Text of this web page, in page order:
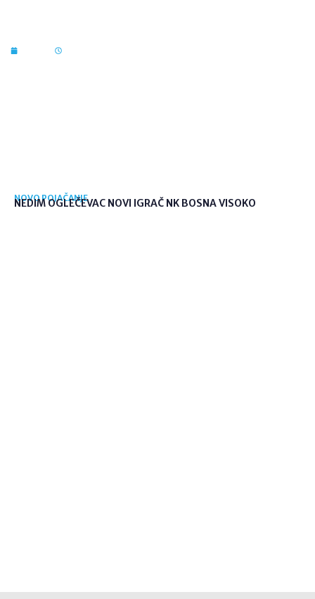
NOVO POJAČANJE
NEDIM OGLEČEVAC NOVI IGRAČ NK BOSNA VISOKO